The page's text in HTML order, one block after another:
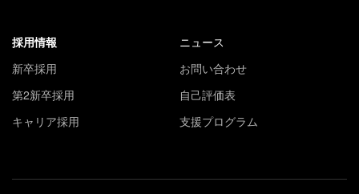
採用情報
新卒採用
第2新卒採用
キャリア採用
ニュース
お問い合わせ
自己評価表
支援プログラム